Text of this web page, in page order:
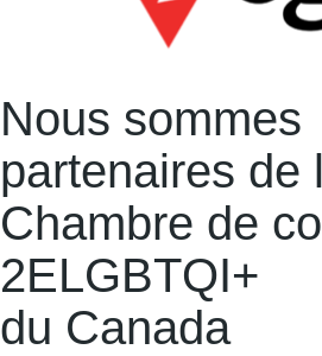
Nous sommes
partenaires de
Chambre de
2ELGBTQI+
du Canada